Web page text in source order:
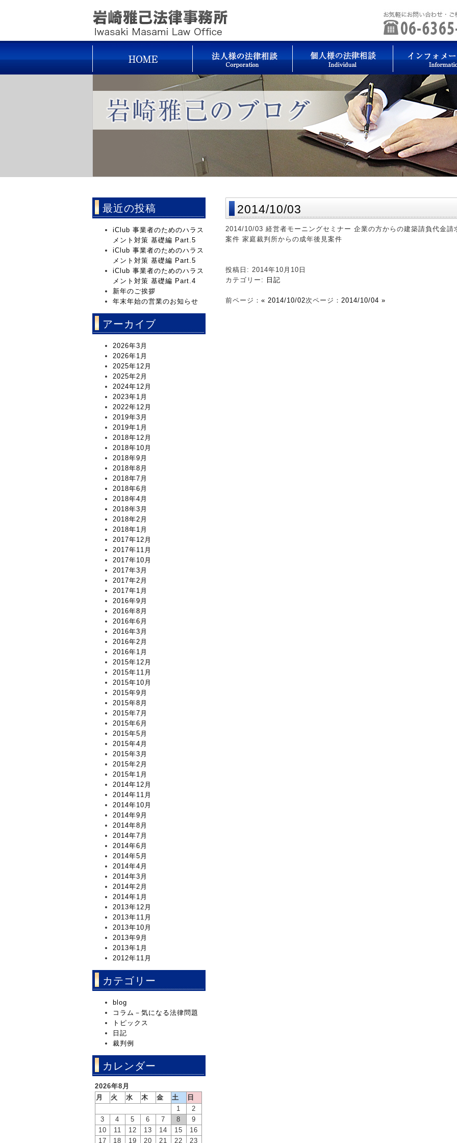
2014/10/03
2014/10/03 経営者モーニングセミナー 企業の方からの建築請負代金
案件 家庭裁判所からの成年後見案件
投稿日: 2014年10月10日
カテゴリー:
日記
前ページ： « 2014/10/02次ページ： 2014/10/04 »
最近の投稿
iClub 事業者のためのハラス
メント対策 基礎編 Part.5
iClub 事業者のためのハラス
メント対策 基礎編 Part.5
iClub 事業者のためのハラス
メント対策 基礎編 Part.4
新年のご挨拶
年末年始の営業のお知らせ
アーカイブ
2026年3月
2026年1月
2025年12月
2025年2月
2024年12月
2023年1月
2022年12月
2019年3月
2019年1月
2018年12月
2018年10月
2018年9月
2018年8月
2018年7月
2018年6月
2018年4月
2018年3月
2018年2月
2018年1月
2017年12月
2017年11月
2017年10月
2017年3月
2017年2月
2017年1月
2016年9月
2016年8月
2016年6月
2016年3月
2016年2月
2016年1月
2015年12月
2015年11月
2015年10月
2015年9月
2015年8月
2015年7月
2015年6月
2015年5月
2015年4月
2015年3月
2015年2月
2015年1月
2014年12月
2014年11月
2014年10月
2014年9月
2014年8月
2014年7月
2014年6月
2014年5月
2014年4月
2014年3月
2014年2月
2014年1月
2013年12月
2013年11月
2013年10月
2013年9月
2013年1月
2012年11月
カテゴリー
blog
コラム－気になる法律問題
トピックス
日記
裁判例
カレンダー
2026年8月
月
火 水 木 金 土
日
1
2
3
4 5 6 7 8
9
10
11 12 13 14 15
16
17
18 19 20 21 22 23